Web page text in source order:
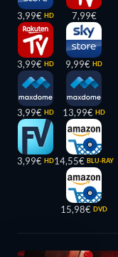
3,99€ HD
3,99€ HD
3,99€ HD
3,99€ HD
7,99€
9,99€ HD
13,99€ HD
14,55€ BLU-RAY
15,98€ DVD